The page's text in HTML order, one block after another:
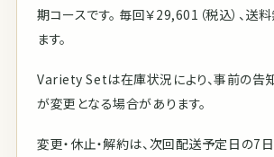
期コースです。 毎回￥29,601（税込）、送
ます。
Variety Setは在庫状況により、事前の告
が変更となる場合があります。
変更・休止・解約は、次回配送予定日の7